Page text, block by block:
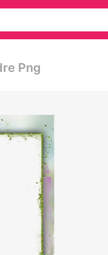
Png